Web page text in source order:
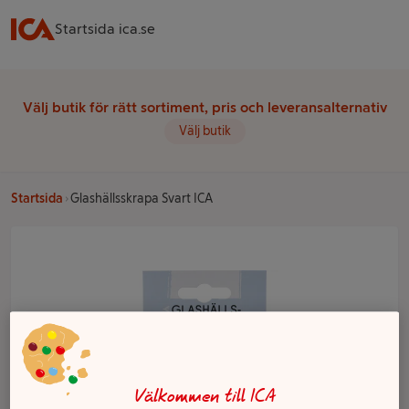
Startsida ica.se
Välj butik för rätt sortiment, pris och leveransalternativ
Välj butik
Startsida Glashällsskrapa Svart ICA
Välkommen till ICA